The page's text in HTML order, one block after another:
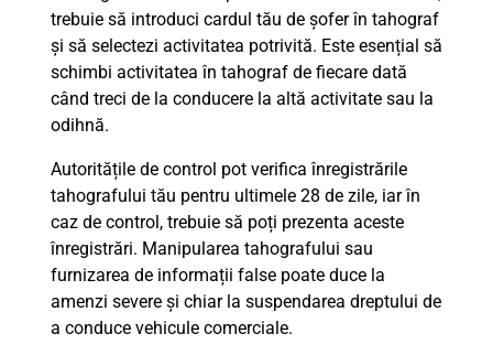
trebuie să introduci cardul tău de șofer în tahograf
și să selectezi activitatea potrivită. Este esențial să
schimbi activitatea în tahograf de fiecare dată
când treci de la conducere la altă activitate sau la
odihnă.
Autoritățile de control pot verifica înregistrările
tahografului tău pentru ultimele 28 de zile, iar în
caz de control, trebuie să poți prezenta aceste
înregistrări. Manipularea tahografului sau
furnizarea de informații false poate duce la
amenzi severe și chiar la suspendarea dreptului de
a conduce vehicule comerciale.